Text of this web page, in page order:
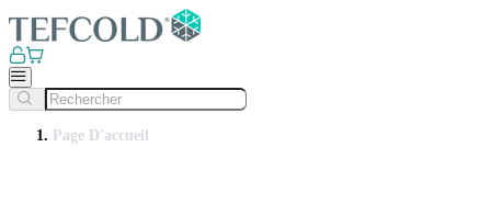
Page D'accueil